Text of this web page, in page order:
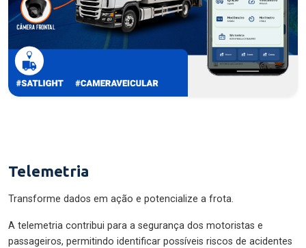
Telemetria
Transforme dados em ação e potencialize a frota.
A telemetria contribui para a segurança dos motoristas e
passageiros, permitindo identificar possíveis riscos de acidentes